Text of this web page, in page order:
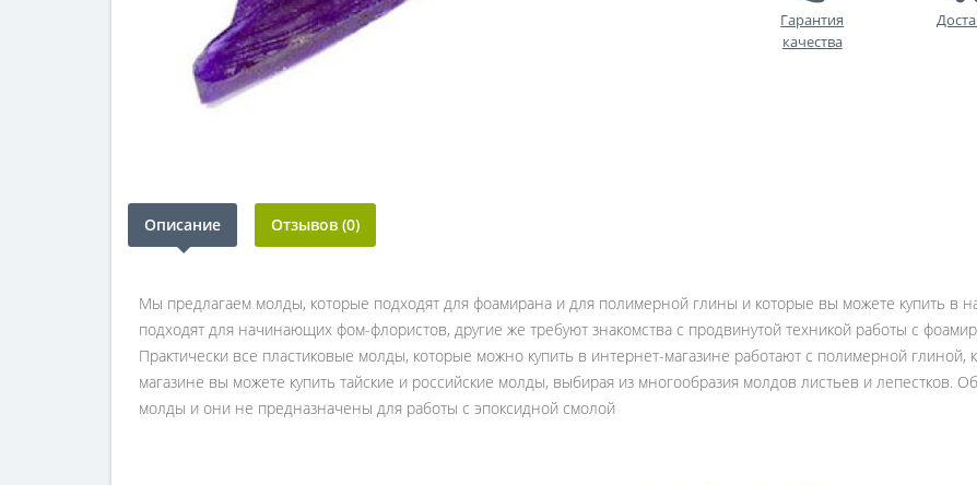
Гарантия
качества
Описание Отзывов (0)
Мы предлагаем молды, которые подходят для фоамирана и для полимерной глины и которые вы можете купить в
подходят для начинающих фом-флористов, другие же требуют знакомства с продвинутой техникой работы с
Практически все пластиковые молды, которые можно купить в интернет-магазине работают с полимерной
магазине вы можете купить тайские и российские молды, выбирая из многообразия молдов листьев и лепестков.
молды и они не предназначены для работы с эпоксидной смолой